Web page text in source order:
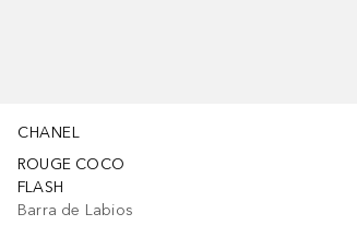
CHANEL
ROUGE COCO
FLASH
Barra de Labios